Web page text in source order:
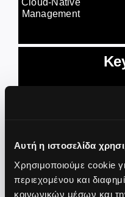
Αυτή η ιστοσελίδα
Χρησιμοποιούμε cookie
περιεχομένου και
κοινωνικών μέσων και
Management
Συνολικός